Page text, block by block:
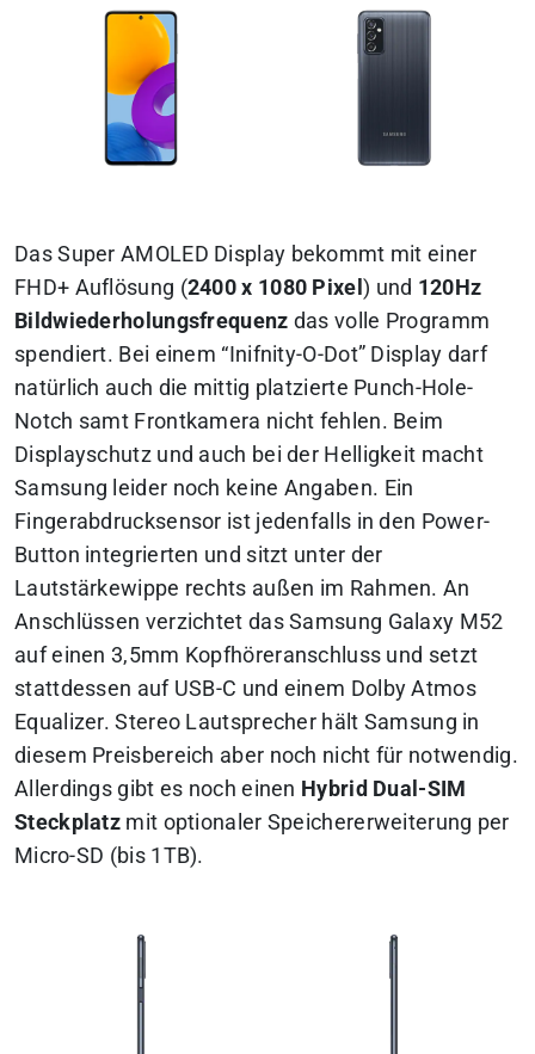
Das Super AMOLED Display bekommt mit einer
FHD+ Auflösung (2400 x 1080 Pixel ) und 120Hz
Bildwiederholungsfrequenz das volle Programm
spendiert. Bei einem “Inifnity-O-Dot” Display darf
natürlich auch die mittig platzierte Punch-Hole-
Notch samt Frontkamera nicht fehlen. Beim
Displayschutz und auch bei der Helligkeit macht
Samsung leider noch keine Angaben. Ein
Fingerabdrucksensor ist jedenfalls in den Power-
Button integrierten und sitzt unter der
Lautstärkewippe rechts außen im Rahmen. An
Anschlüssen verzichtet das Samsung Galaxy M52
auf einen 3,5mm Kopfhöreranschluss und setzt
stattdessen auf USB-C und einem Dolby Atmos
Equalizer. Stereo Lautsprecher hält Samsung in
diesem Preisbereich aber noch nicht für notwendig.
Allerdings gibt es noch einen Hybrid Dual-SIM
Steckplatz mit optionaler Speichererweiterung per
Micro-SD (bis 1TB).